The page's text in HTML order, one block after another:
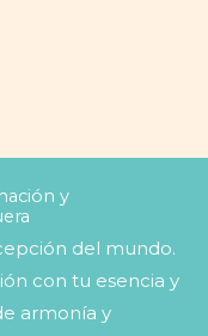
y
del mundo.
con tu esencia y
armonía y